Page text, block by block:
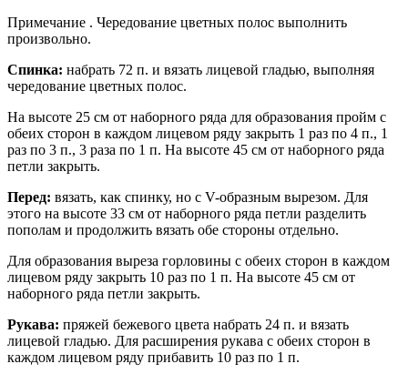
Примечание . Чередование цветных полос выполнить
произвольно.
Спинка: набрать 72 п. и вязать лицевой гладью, выполняя
чередование цветных полос.
На высоте 25 см от наборного ряда для образования пройм с
обеих сторон в каждом лицевом ряду закрыть 1 раз по 4 п., 1
раз по 3 п., 3 раза по 1 п. На высоте 45 см от наборного ряда
петли закрыть.
Перед: вязать, как спинку, но с V-образным вырезом. Для
этого на высоте 33 см от наборного ряда петли разделить
пополам и продолжить вязать обе стороны отдельно.
Для образования выреза горловины с обеих сторон в каждом
лицевом ряду закрыть 10 раз по 1 п. На высоте 45 см от
наборного ряда петли закрыть.
Рукава: пряжей бежевого цвета набрать 24 п. и вязать
лицевой гладью. Для расширения рукава с обеих сторон в
каждом лицевом ряду прибавить 10 раз по 1 п.